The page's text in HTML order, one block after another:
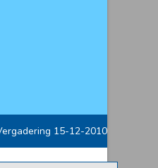
15-12-2010